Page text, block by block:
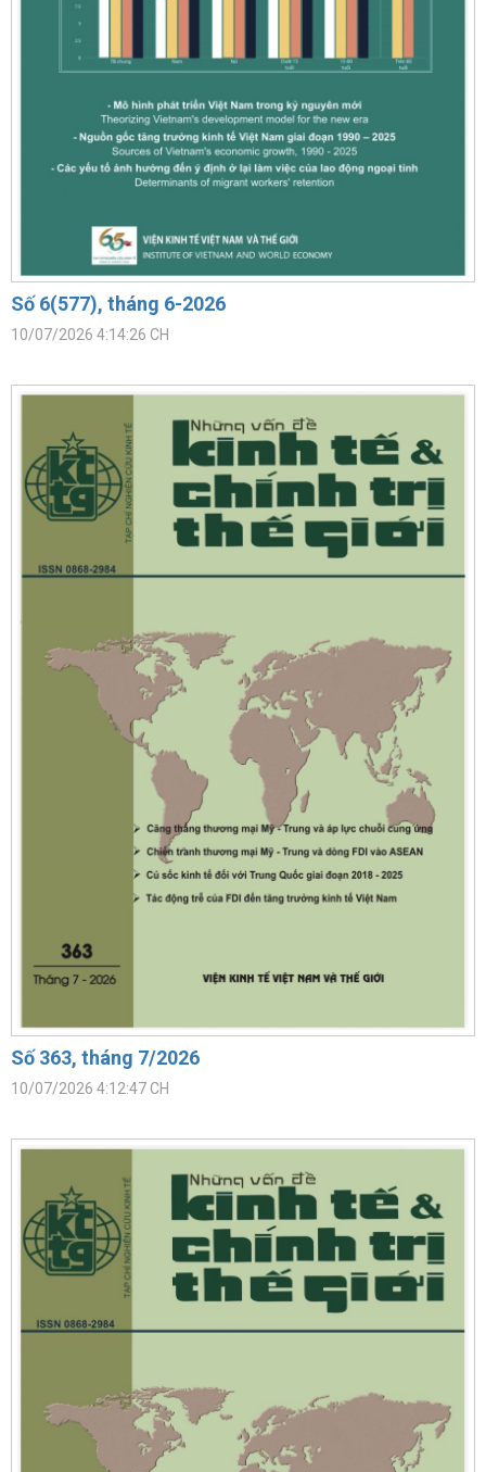
Số 6(577), tháng 6-2026
10/07/2026 4:14:26 CH
Số 363, tháng 7/2026
10/07/2026 4:12:47 CH